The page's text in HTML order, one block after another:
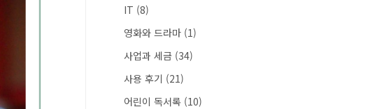
IT (8)
영화와 드라마 (1)
사업과 세금 (34)
사용 후기 (21)
어린이 독서록 (10)